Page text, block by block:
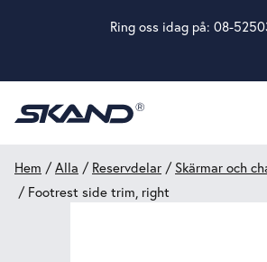
Ring oss idag på: 08-
Hem /Alla / Reservdelar / Skärmar och
/ Footrest side trim, right